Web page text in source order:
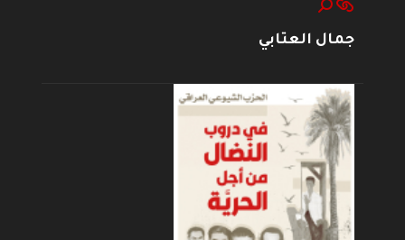
جمال العتابي